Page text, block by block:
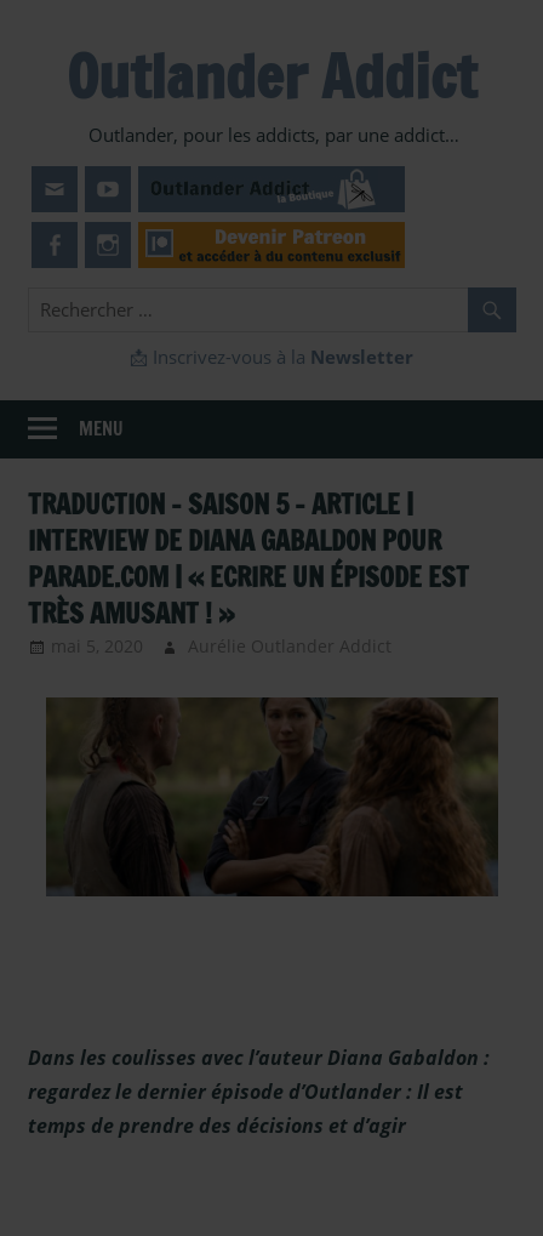
Outlander Addict
Outlander, pour les addicts, par une addict…
📩 Inscrivez-vous à la Newsletter
MENU
TRADUCTION – SAISON 5 – ARTICLE |
INTERVIEW DE DIANA GABALDON POUR
PARADE.COM | « ECRIRE UN ÉPISODE EST
TRÈS AMUSANT ! »
mai 5, 2020 Aurélie Outlander Addict
autour
d'outlander
Diana Gabaldon
Outlander -
Articles Saison
Sous les
projecteurs
Dans les coulisses avec l’auteur Diana Gabaldon :
regardez le dernier épisode d’Outlander : Il est
temps de prendre des décisions et d’agir